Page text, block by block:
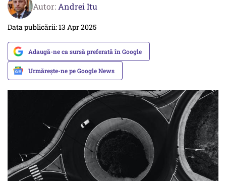
Autor: Andrei Itu
Data publicării: 13 Apr 2025
Adaugă-ne ca sursă preferată în Google
Urmărește-ne pe Google News